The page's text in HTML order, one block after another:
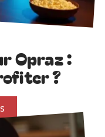
Opraz :
?